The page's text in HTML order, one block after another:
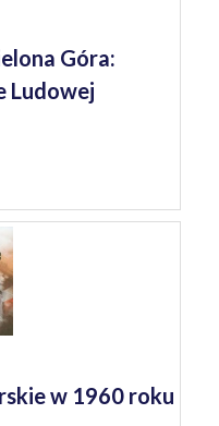
Góra:
Ludowej
w 1960 roku